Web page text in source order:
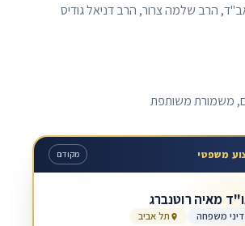
הרב שלמה צרור, הרב דניאל גודיס
משמורת משותפת
משפטי מקודם
מאיה רוטנברג
דיני משפחה
תל אביב